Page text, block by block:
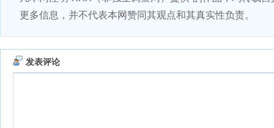
更多信息，并不代表本网赞同其观点和其真实性负责。